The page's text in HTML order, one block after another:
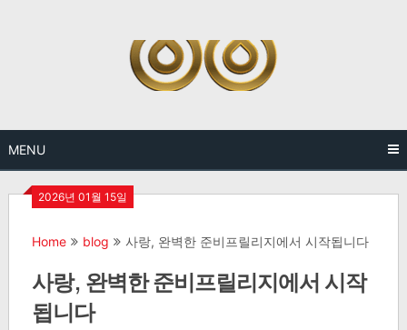
MENU
2026년 01월 15일
Home blog 사랑, 완벽한 준비프릴리지에서 시작됩니다
사랑, 완벽한 준비프릴리지에서 시작
됩니다